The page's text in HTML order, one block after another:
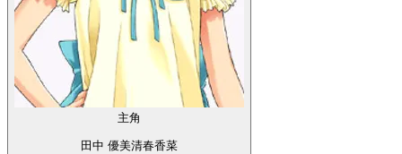
主角
田中 優美清春香菜